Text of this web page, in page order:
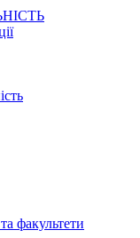
факультети